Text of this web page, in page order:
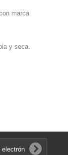
marca
y seca.